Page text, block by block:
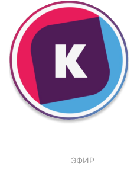
ЭФИР